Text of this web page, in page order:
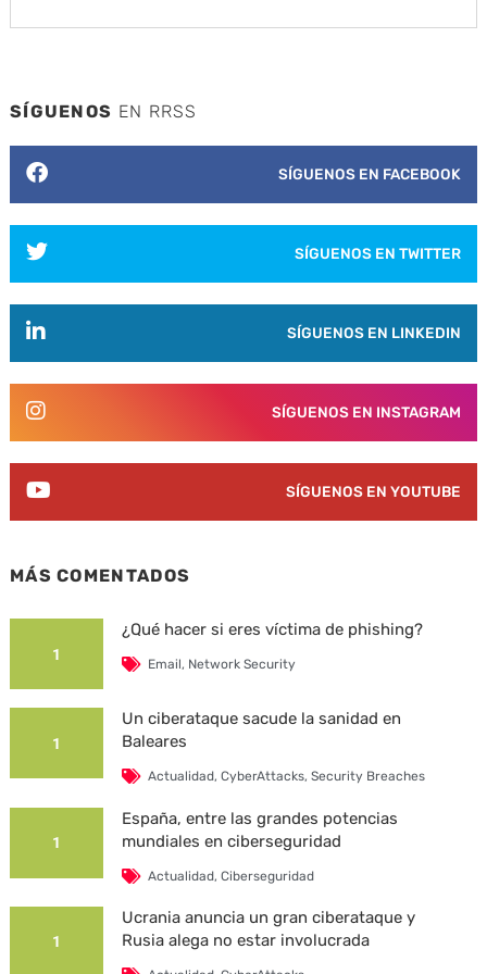
SÍGUENOS EN RRSS
SÍGUENOS EN FACEBOOK
SÍGUENOS EN TWITTER
SÍGUENOS EN LINKEDIN
SÍGUENOS EN INSTAGRAM
SÍGUENOS EN YOUTUBE
MÁS COMENTADOS
1
¿Qué hacer si eres víctima de phishing?
Email, Network Security
1
Un ciberataque sacude la sanidad en
Baleares
Actualidad,CyberAttacks,Security Breaches
1
España, entre las grandes potencias
mundiales en ciberseguridad
Actualidad,Ciberseguridad
1
Ucrania anuncia un gran ciberataque y
Rusia alega no estar involucrada